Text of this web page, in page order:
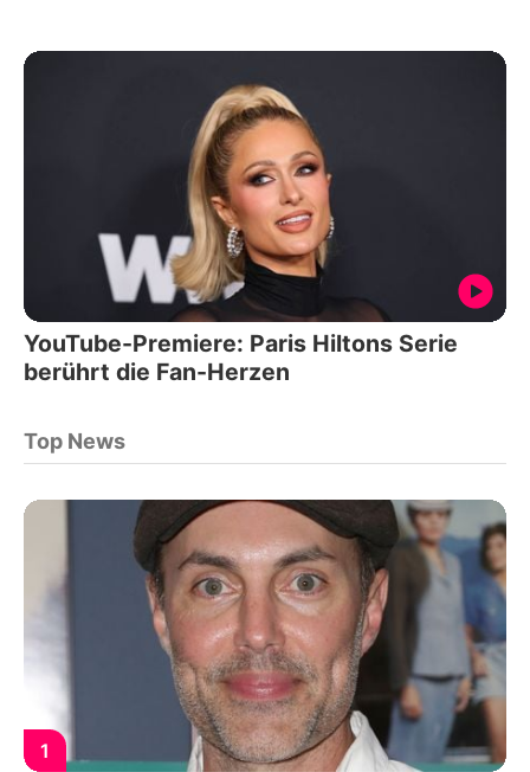
YouTube-Premiere: Paris Hiltons Serie
berührt die Fan-Herzen
Top News
1